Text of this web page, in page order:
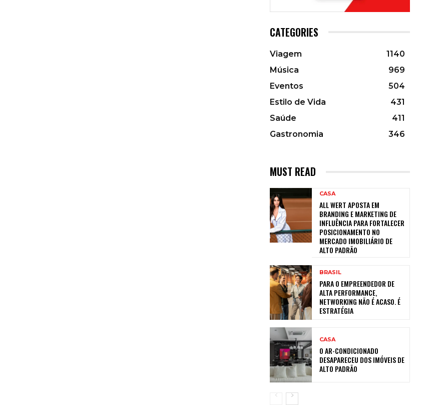
CATEGORIES
Viagem
1140
Música
969
Eventos
504
Estilo de Vida
431
Saúde
411
Gastronomia
346
MUST READ
CASA
ALL WERT APOSTA EM
BRANDING E MARKETING DE
INFLUÊNCIA PARA FORTALECER
POSICIONAMENTO NO
MERCADO IMOBILIÁRIO DE
ALTO PADRÃO
BRASIL
PARA O EMPREENDEDOR DE
ALTA PERFORMANCE,
NETWORKING NÃO É ACASO. É
ESTRATÉGIA
CASA
O AR-CONDICIONADO
DESAPARECEU DOS IMÓVEIS DE
ALTO PADRÃO